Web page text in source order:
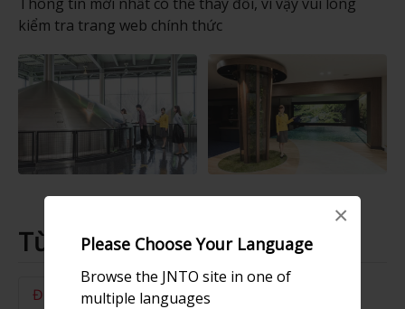
Please Choose Your Language
Browse the JNTO site in one of
multiple languages
×
kiểm tra trang web chính thức
Từ khóa
Điểm tham quan Bia